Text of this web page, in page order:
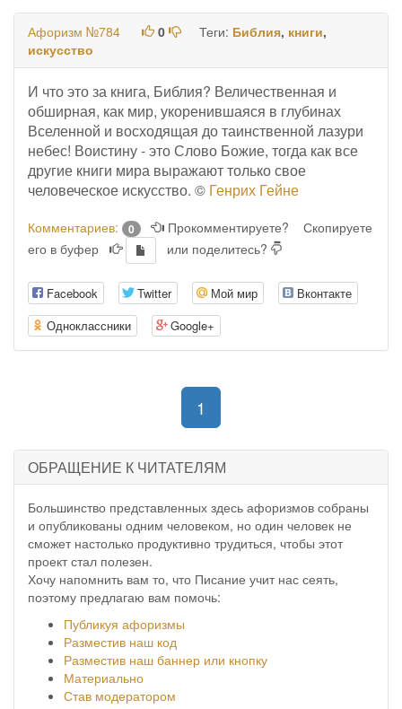
Афоризм №784 0 Теги: Библия, книги,
искусство
И что это за книга, Библия? Величественная и
обширная, как мир, укоренившаяся в глубинах
Вселенной и восходящая до таинственной лазури
небес! Воистину - это Слово Божие, тогда как все
другие книги мира выражают только свое
человеческое искусство. © Генрих Гейне
Комментариев: 0 Прокомментируете?
Скопируете
его в буфер
или поделитесь?
Facebook Twitter Мой мир
Вконтакте
Одноклассники
Google+
1
ОБРАЩЕНИЕ К ЧИТАТЕЛЯМ
Большинство представленных здесь афоризмов собраны
и опубликованы одним человеком, но один человек не
сможет настолько продуктивно трудиться, чтобы этот
проект стал полезен.
Хочу напомнить вам то, что Писание учит нас сеять,
поэтому предлагаю вам помочь:
Публикуя афоризмы
Разместив наш код
Разместив наш баннер или кнопку
Материально
Став модератором